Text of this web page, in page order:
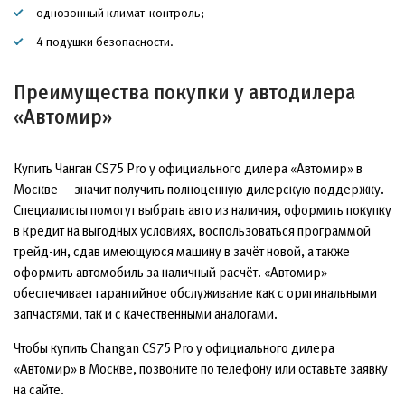
однозонный климат-контроль;
4 подушки безопасности.
Преимущества покупки у автодилера
«Автомир»
Купить Чанган CS75 Pro у официального дилера «Автомир» в
Москве — значит получить полноценную дилерскую поддержку.
Специалисты помогут выбрать авто из наличия, оформить покупку
в кредит на выгодных условиях, воспользоваться программой
трейд-ин, сдав имеющуюся машину в зачёт новой, а также
оформить автомобиль за наличный расчёт. «Автомир»
обеспечивает гарантийное обслуживание как с оригинальными
запчастями, так и с качественными аналогами.
Чтобы купить Changan CS75 Pro у официального дилера
«Автомир» в Москве, позвоните по телефону или оставьте заявку
на сайте.